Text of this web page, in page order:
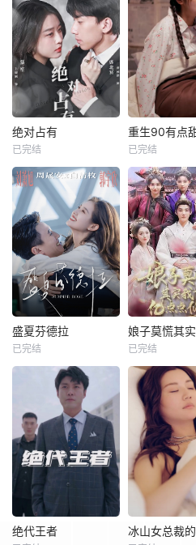
绝对占有
已完结
重生90有点
已完结
盛夏芬德拉
已完结 已完结
绝代王者